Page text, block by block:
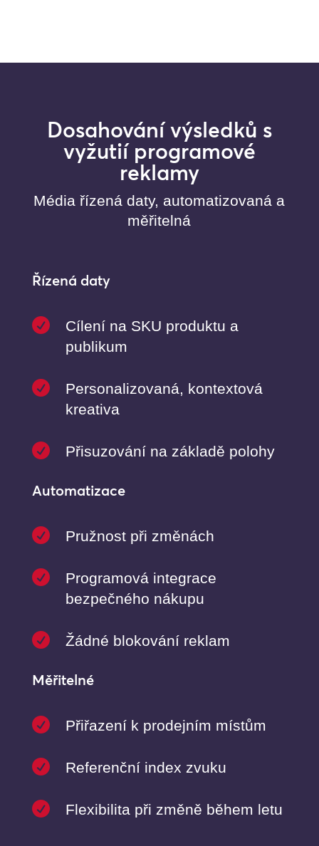
Dosahování výsledků s
vyžutií programové
reklamy
Média řízená daty, automatizovaná a
měřitelná
Řízená daty

Cílení na SKU produktu a
publikum

Personalizovaná, kontextová
kreativa
 Přisuzování na základě polohy
Automatizace
 Pružnost při změnách

Programová integrace
bezpečného nákupu
 Žádné blokování reklam
Měřitelné
 Přiřazení k prodejním místům
 Referenční index zvuku
 Flexibilita při změně během letu